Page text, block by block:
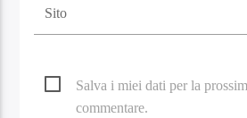
Salva i miei dati per la
commentare.